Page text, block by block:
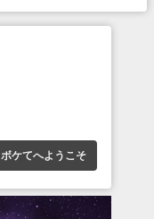
ボケてへようこそ